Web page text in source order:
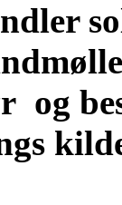
og